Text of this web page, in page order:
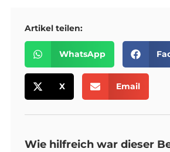
Artikel teilen:
WhatsApp
X Email
Wie hilfreich war dieser